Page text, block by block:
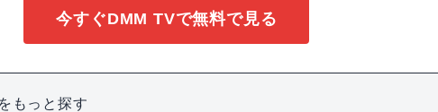
今すぐDMM TVで無料で見る
もっと探す